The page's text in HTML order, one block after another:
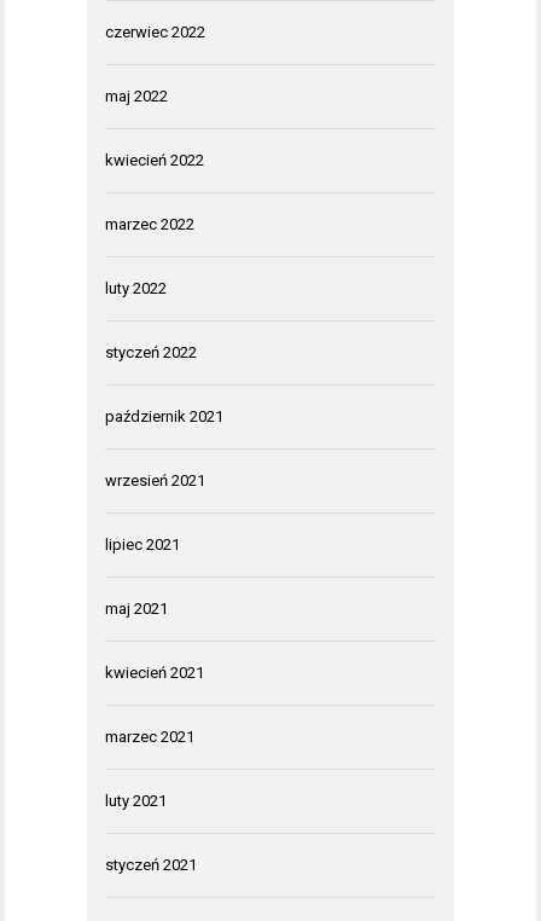
czerwiec 2022
maj 2022
kwiecień 2022
marzec 2022
luty 2022
styczeń 2022
październik 2021
wrzesień 2021
lipiec 2021
maj 2021
kwiecień 2021
marzec 2021
luty 2021
styczeń 2021